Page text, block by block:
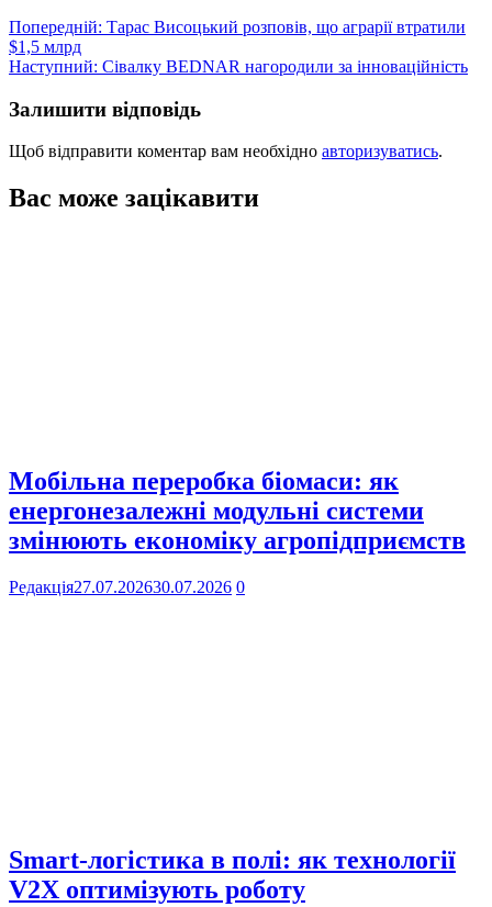
Навігація
записів
Попередній: Тарас Висоцький розповів, що аграрії втратили
$1,5 млрд
Наступний: Сівалку BEDNAR нагородили за інноваційність
Залишити відповідь
Щоб відправити коментар вам необхідно авторизуватись.
Вас може зацікавити
Мобільна переробка біомаси: як
енергонезалежні модульні системи
змінюють економіку агропідприємств
Редакція27.07.202630.07.2026 0
Smart-логістика в полі: як технології
V2X оптимізують роботу